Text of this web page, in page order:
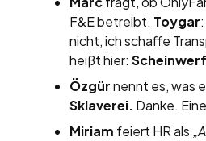
F&E betreibt. Toygar
nicht, ich schaffe
heißt hier:
Özgürnennt es, was
Sklaverei. Danke.
Miriam feiert HR als